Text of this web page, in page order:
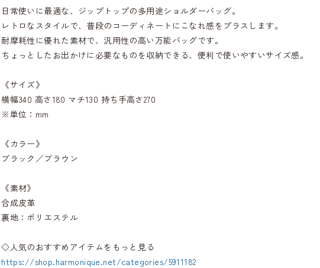
日常使いに最適な、ジップトップの多用途ショルダーバッグ。
レトロなスタイルで、普段のコーディネートにこなれ感をプラスします。
耐摩耗性に優れた素材で、汎用性の高い万能バッグです。
ちょっとしたお出かけに必要なものを収納できる、便利で使いやすいサイズ感。
《サイズ》
横幅340 高さ180 マチ130 持ち手高さ270
※単位：mm
《カラー》
ブラック／ブラウン
《素材》
合成皮革
裏地：ポリエステル
◇人気のおすすめアイテムをもっと見る
https://shop.harmonique.net/categories/5911182